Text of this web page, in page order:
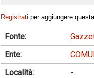
Registrati per aggiungere
Fonte:
Ente:
Località:
-